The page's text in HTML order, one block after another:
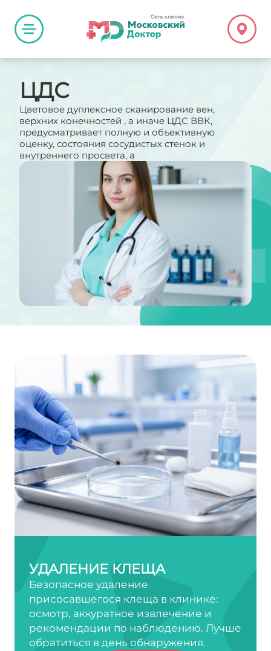
ЦДС
Цветовое дуплексное сканирование вен,
верхних конечностей , а иначе ЦДС ВВК,
предусматривает полную и объективную
оценку, состояния сосудистых стенок и
внутреннего просвета, а
УДАЛЕНИЕ КЛЕЩА
Безопасное удаление
присосавшегося клеща в клинике:
осмотр, аккуратное извлечение и
рекомендации по наблюдению. Лучше
обратиться в день обнаружения.